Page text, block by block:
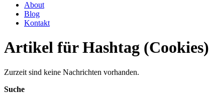
About
Blog
Kontakt
Artikel für Hashtag (Cookies)
Zurzeit sind keine Nachrichten vorhanden.
Suche